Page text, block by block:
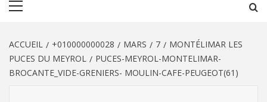
ACCUEIL +010000000028 MARS 7
MONTÉLIMAR LES
PUCES DU MEYROL
PUCES-MEYROL-MONTELIMAR-
BROCANTE_VIDE-GRENIERS- MOULIN-CAFE-PEUGEOT(61)